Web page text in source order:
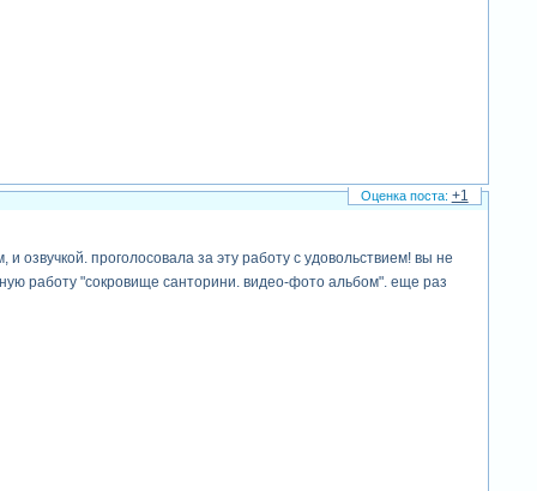
проголосовала за эту работу с удовольствием! вы не
работу "сокровище санторини. видео-фото альбом". еще раз
+1